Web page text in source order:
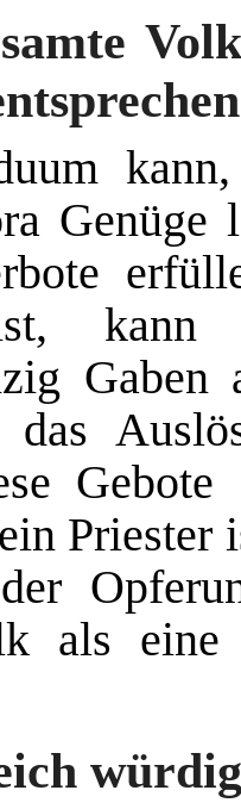
Priester
als
würdig